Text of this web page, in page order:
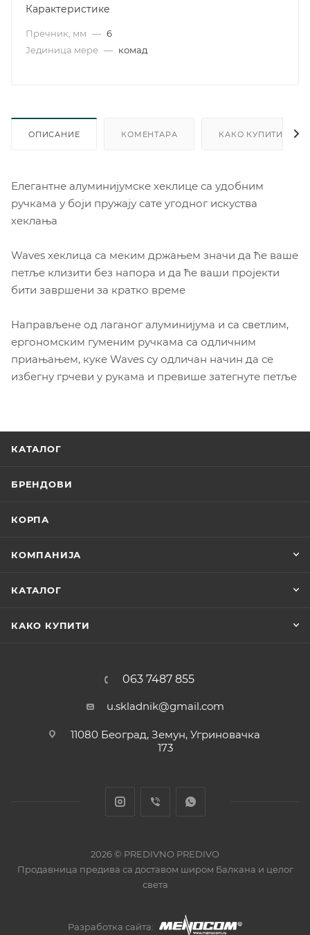
Карактеристике
Пречник, мм — 6
Јединица мере — комад
ОПИСАНИЕ КОМЕНТАРА КАКО КУПИТИ
Елегантне алуминијумске хеклице са удобним
ручкама у боји пружају сате угодног искуства
хеклања
Waves хеклица са меким држањем значи да ће ваше
петље клизити без напора и да ће ваши пројекти
бити завршени за кратко време
Направљене од лаганог алуминијума и са светлим,
ергономским гуменим ручкама са одличним
приањањем, куке Waves су одличан начин да се
избегну грчеви у рукама и превише затегнуте петље
КАТАЛОГ
БРЕНДОВИ
КОРПА
КОМПАНИЈА
КАТАЛОГ
КАКО КУПИТИ
063 7487 855
u.skladnik@gmail.com
11080 Београд, Земун, Угриновачка
173
2026 © PREDIVNO PREDIVO
Продавница предива са доставом широм Балкана и целог
света
Разработка сайта: